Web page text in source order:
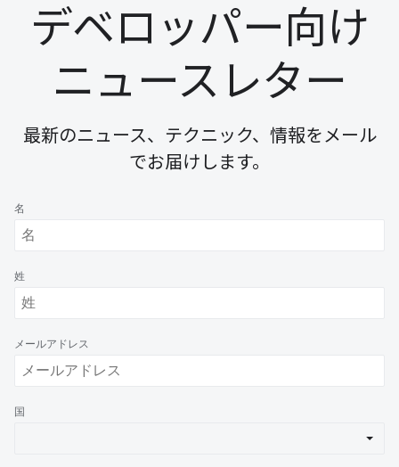
デベロッパー向け
ニュースレター
最新のニュース、テクニック、情報をメール
でお届けします。